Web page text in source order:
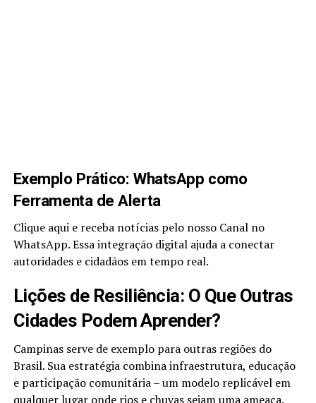
Exemplo Prático: WhatsApp como
Ferramenta de Alerta
Clique aqui e receba notícias pelo nosso Canal no
WhatsApp. Essa integração digital ajuda a conectar
autoridades e cidadãos em tempo real.
Lições de Resiliência: O Que Outras
Cidades Podem Aprender?
Campinas serve de exemplo para outras regiões do
Brasil. Sua estratégia combina infraestrutura, educação
e participação comunitária – um modelo replicável em
qualquer lugar onde rios e chuvas sejam uma ameaça.